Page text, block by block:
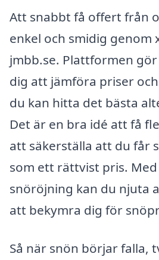
Att snabbt få offert från
enkel och smidig genom
jmbb.se. Plattformen
dig att jämföra priser
du kan hitta det bästa
Det är en bra idé att få
att säkerställa att du får
som ett rättvist pris.
snöröjning kan du njuta
att bekymra dig för
Så när snön börjar falla,